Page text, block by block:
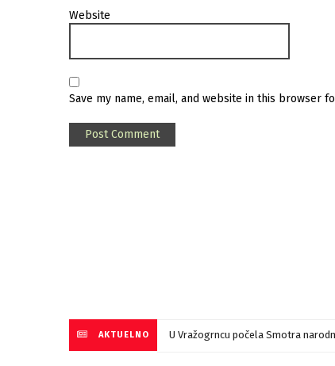
Website
Save my name, email, and website in this browser
AKTUELNO U Vražogrncu počela Smotra